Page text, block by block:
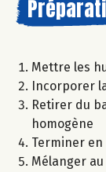
Mettre les
Incorporer
Retirer du
homogène
Terminer
Mélanger